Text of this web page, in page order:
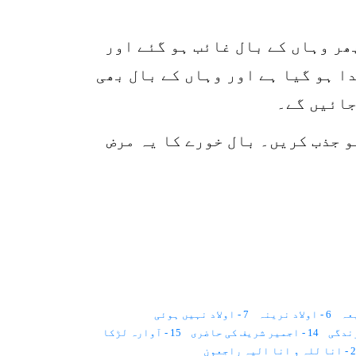
وہاں کے بال غائب ہو گئے اور
ہو گیا ہے اور وہاں کے بال بھی
گے۔
جذب کریں۔ بال خورے کا یہ مرض
6 - اولاد نرینہ
7 - اولاد نہیں ہوئی
14 - اجمیر شریف کی حاضری
15 - آوارہ لڑکا
راجعون